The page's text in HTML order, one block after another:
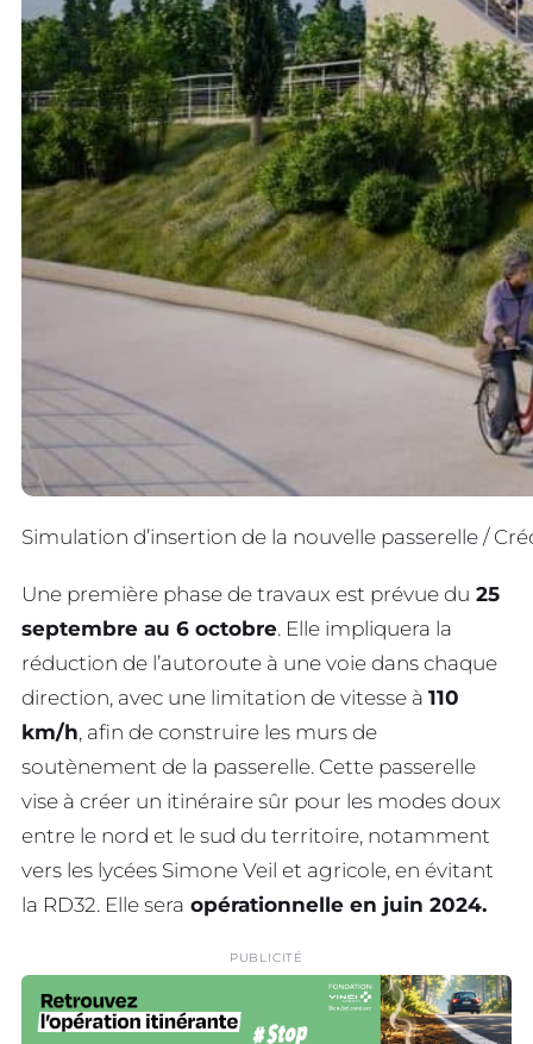
Simulation d’insertion de la nouvelle passerelle /
Une première phase de travaux est prévue du 25
septembre au 6 octobre. Elle impliquera la
réduction de l’autoroute à une voie dans chaque
direction, avec une limitation de vitesse à 110
km/h, afin de construire les murs de
soutènement de la passerelle. Cette passerelle
vise à créer un itinéraire sûr pour les modes doux
entre le nord et le sud du territoire, notamment
vers les lycées Simone Veil et agricole, en évitant
la RD32. Elle sera opérationnelle en juin 2024.
PUBLICITÉ